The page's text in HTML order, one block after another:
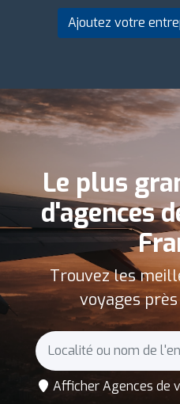
Ajoutez votre
Le plus
d'agences
Trouvez les
voyages
Afficher Agences de